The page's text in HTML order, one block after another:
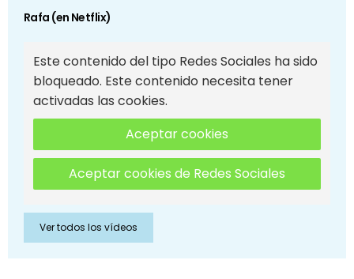
Rafa (en Netflix)
Este contenido del tipo Redes Sociales ha sido
bloqueado. Este contenido necesita tener
activadas las cookies.
Aceptar cookies
Aceptar cookies de Redes Sociales
Ver todos los vídeos